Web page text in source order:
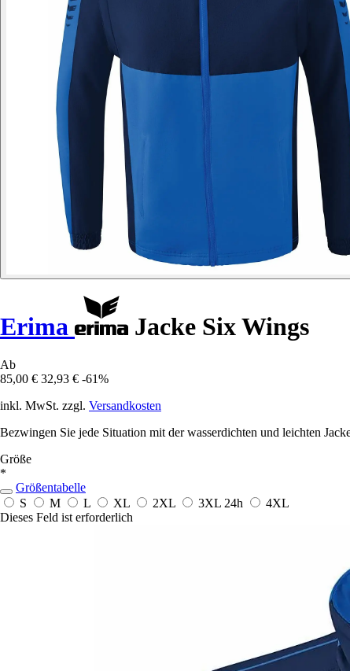
Erima Jacke Six Wings
Ab
85,00 € 32,93 € -61%
inkl. MwSt. zzgl. Versandkosten
Bezwingen Sie jede Situation mit der wasserdichten und leichten
Größe
*
Größentabelle
S
M L XL 2XL 3XL 24h
4XL
Dieses Feld ist erforderlich